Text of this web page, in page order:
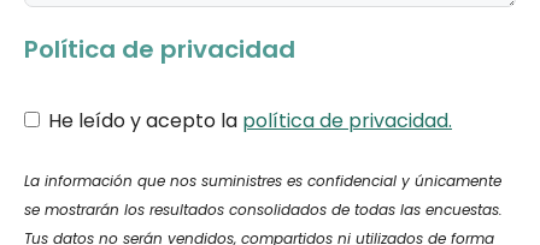
Política de privacidad
He leído y acepto la política de privacidad.
La información que nos suministres es confidencial y únicamente
se mostrarán los resultados consolidados de todas las encuestas.
Tus datos no serán vendidos, compartidos ni utilizados de forma